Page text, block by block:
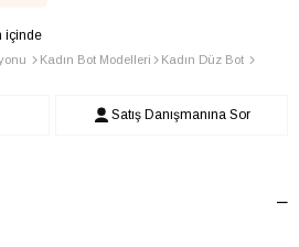
içinde
Kadın Bot Modelleri
Kadın Düz Bot
Satış Danışmanına Sor